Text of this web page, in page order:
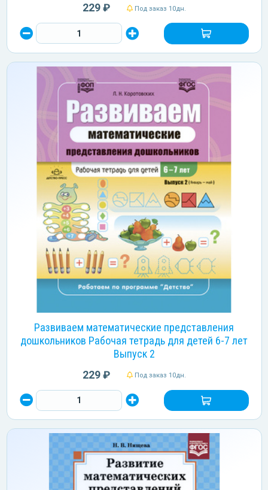
229 ₽ Под заказ 10дн.
Развиваем математические представления
дошкольников Рабочая тетрадь для детей 6-7 лет
Выпуск 2
229 ₽ Под заказ 10дн.